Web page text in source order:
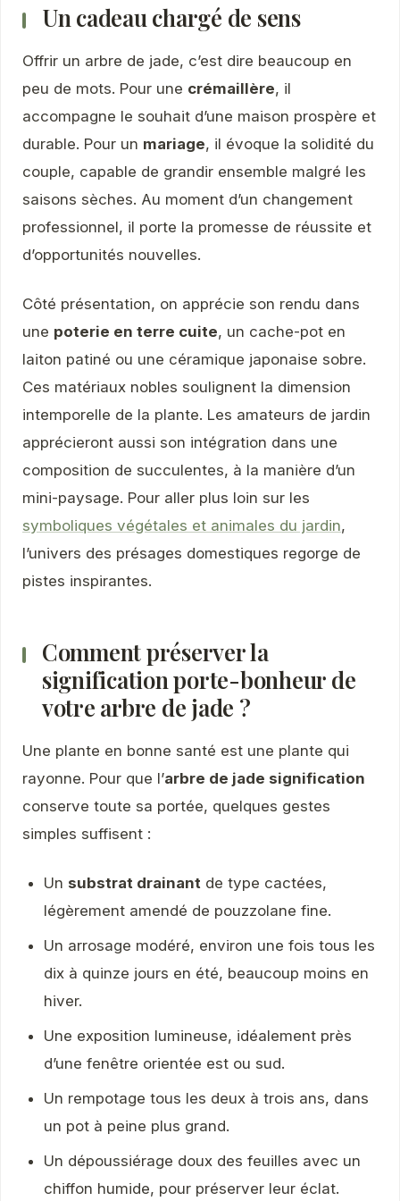
Un cadeau chargé de sens
Offrir un arbre de jade, c’est dire beaucoup en
peu de mots. Pour une crémaillère, il
accompagne le souhait d’une maison prospère et
durable. Pour un mariage, il évoque la solidité du
couple, capable de grandir ensemble malgré les
saisons sèches. Au moment d’un changement
professionnel, il porte la promesse de réussite et
d’opportunités nouvelles.
Côté présentation, on apprécie son rendu dans
une poterie en terre cuite, un cache-pot en
laiton patiné ou une céramique japonaise sobre.
Ces matériaux nobles soulignent la dimension
intemporelle de la plante. Les amateurs de jardin
apprécieront aussi son intégration dans une
composition de succulentes, à la manière d’un
mini-paysage. Pour aller plus loin sur les
symboliques végétales et animales du jardin,
l’univers des présages domestiques regorge de
pistes inspirantes.
Comment préserver la
signification porte-bonheur de
votre arbre de jade ?
Une plante en bonne santé est une plante qui
rayonne. Pour que l’arbre de jade signification
conserve toute sa portée, quelques gestes
simples suffisent :
Un substrat drainant de type cactées,
légèrement amendé de pouzzolane fine.
Un arrosage modéré, environ une fois tous les
dix à quinze jours en été, beaucoup moins en
hiver.
Une exposition lumineuse, idéalement près
d’une fenêtre orientée est ou sud.
Un rempotage tous les deux à trois ans, dans
un pot à peine plus grand.
Un dépoussiérage doux des feuilles avec un
chiffon humide, pour préserver leur éclat.